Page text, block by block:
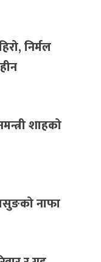
निर्मल
शाहको
नाफा